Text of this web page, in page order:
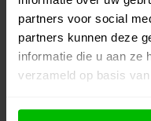
partners voor social
partners kunnen deze
informatie die u aan ze
verzameld op basis